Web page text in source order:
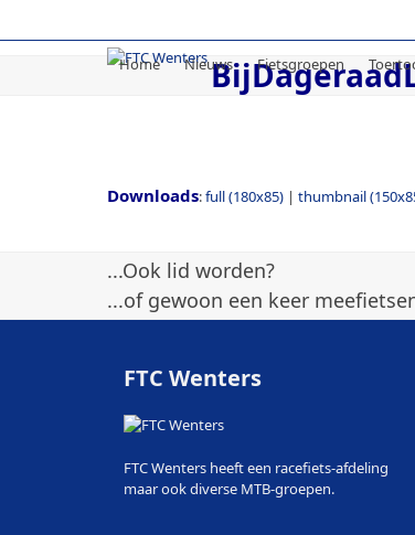
Home Nieuws Fietsgroepen
Downloads:full (180x85) | thumbnail
...Ook lid worden?
...of gewoon een keer
FTC Wenters
FTC Wenters heeft een racefiets-afdeling
maar ook diverse MTB-groepen.